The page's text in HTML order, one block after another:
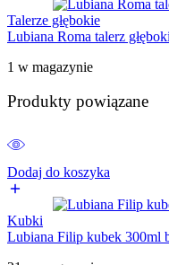
Talerze głębokie
Lubiana Roma talerz
1 w magazynie
Produkty powiązane
Dodaj do koszyka
Kubki
Lubiana Filip kubek 300ml